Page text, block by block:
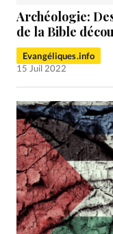
Archéologie:
de la Bible
Evangéliques.info
15 Juil 2022